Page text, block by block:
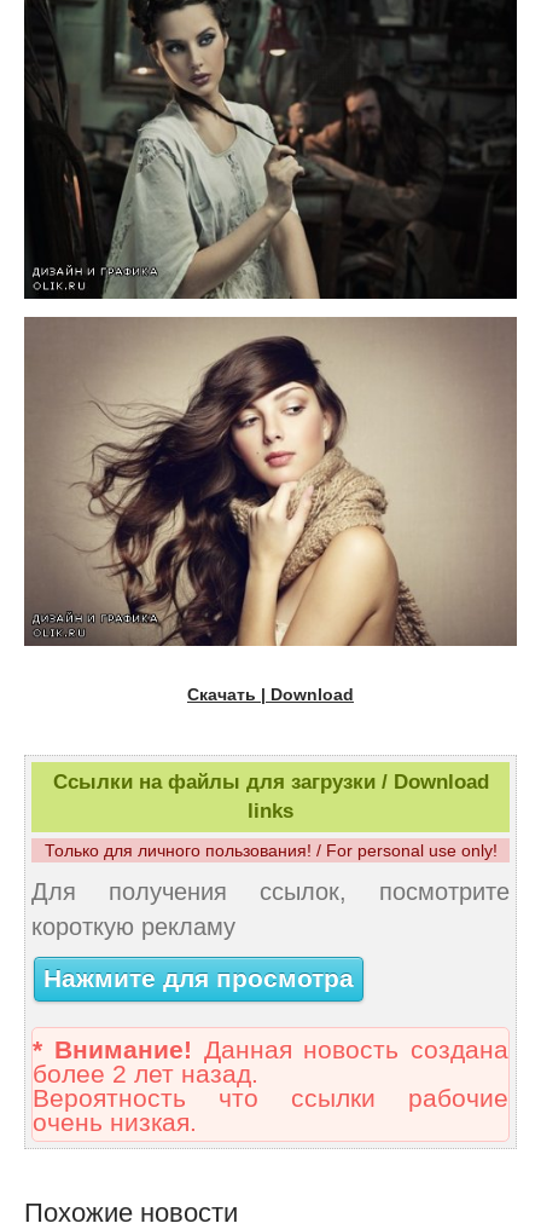
Скачать | Download
Ссылки на файлы для загрузки / Download
links
Только для личного пользования! / For personal use only!
Для получения ссылок, посмотрите
короткую рекламу
Нажмите для просмотра
* Внимание! Данная новость создана
более 2 лет назад.
Вероятность что ссылки рабочие
очень низкая.
Похожие новости